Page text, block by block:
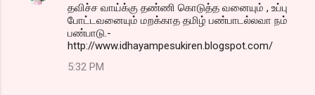
தவிச்ச வாய்க்கு தண்ணி கொடுத்த வனையும் , உப்பு
போட்டவனையும் மறக்காத தமிழ் பண்பாடல்லவா நம்
பண்பாடு.-
http://www.idhayampesukiren.blogspot.com/
5:32 PM